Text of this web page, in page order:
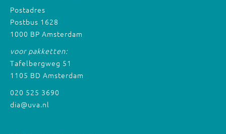
Postadres
Postbus 1628
1000 BP Amsterdam
voor pakketten:
Tafelbergweg 51
1105 BD Amsterdam
020 525 3690
dia@uva.nl